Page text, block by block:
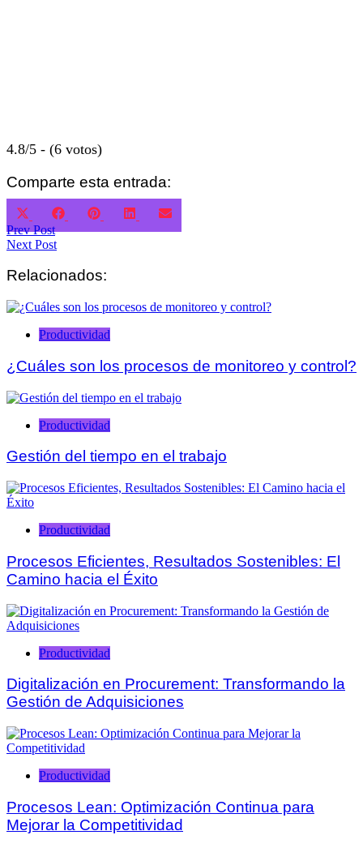
4.8/5 - (6 votos)
Comparte esta entrada:
Compartir
en
(Twitter)
Compartir
FacebookCompartir
Pinterest Compartir
LinkedInCompartir
Navegación
de
entradas
Prev Post
Next Post
Relacionados:
Productividad
¿Cuáles son los procesos de monitoreo y control?
Productividad
Gestión del tiempo en el trabajo
Productividad
Procesos Eficientes, Resultados Sostenibles: El
Camino hacia el Éxito
Productividad
Digitalización en Procurement: Transformando la
Gestión de Adquisiciones
Productividad
Procesos Lean: Optimización Continua para
Mejorar la Competitividad